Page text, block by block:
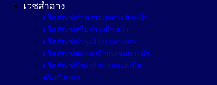
เวชสำอาง
ผลิตภัณฑ์ทำความสะอาดผิวหน้า
ผลิตภัณฑ์ครีมบำรุงผิวหน้า
ผลิตภัณฑ์บำรุงผิวรอบดวงตา
ผลิตภัณฑ์ลดรอยฝ้ากระจุดด่างดำ
ผลิตภัณฑ์รักษาสิวและแผลเป็น
ครีมกันแดด